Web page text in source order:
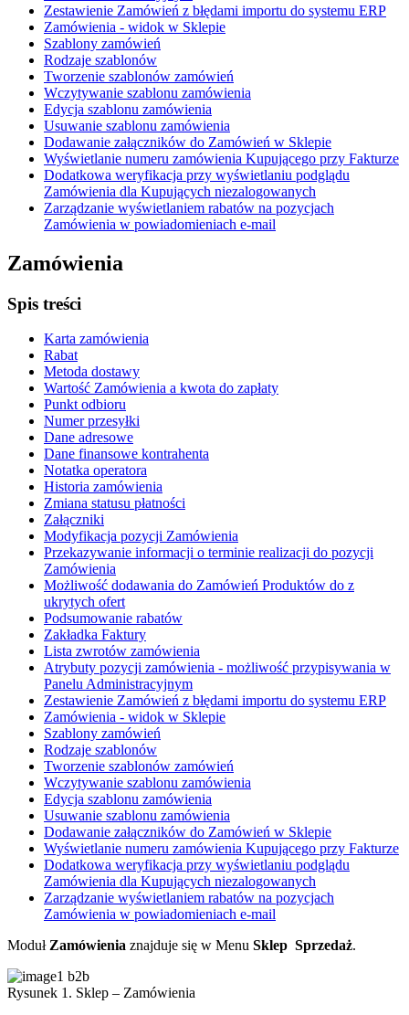
Zestawienie Zamówień z błędami importu do systemu ERP
Zamówienia - widok w Sklepie
Szablony zamówień
Rodzaje szablonów
Tworzenie szablonów zamówień
Wczytywanie szablonu zamówienia
Edycja szablonu zamówienia
Usuwanie szablonu zamówienia
Dodawanie załączników do Zamówień w Sklepie
Wyświetlanie numeru zamówienia Kupującego przy Fakturze
Dodatkowa weryfikacja przy wyświetlaniu podglądu
Zamówienia dla Kupujących niezalogowanych
Zarządzanie wyświetlaniem rabatów na pozycjach
Zamówienia w powiadomieniach e-mail
Zamówienia
Spis treści
Karta zamówienia
Rabat
Metoda dostawy
Wartość Zamówienia a kwota do zapłaty
Punkt odbioru
Numer przesyłki
Dane adresowe
Dane finansowe kontrahenta
Notatka operatora
Historia zamówienia
Zmiana statusu płatności
Załączniki
Modyfikacja pozycji Zamówienia
Przekazywanie informacji o terminie realizacji do pozycji
Zamówienia
Możliwość dodawania do Zamówień Produktów do z
ukrytych ofert
Podsumowanie rabatów
Zakładka Faktury
Lista zwrotów zamówienia
Atrybuty pozycji zamówienia - możliwość przypisywania w
Panelu Administracyjnym
Zestawienie Zamówień z błędami importu do systemu ERP
Zamówienia - widok w Sklepie
Szablony zamówień
Rodzaje szablonów
Tworzenie szablonów zamówień
Wczytywanie szablonu zamówienia
Edycja szablonu zamówienia
Usuwanie szablonu zamówienia
Dodawanie załączników do Zamówień w Sklepie
Wyświetlanie numeru zamówienia Kupującego przy Fakturze
Dodatkowa weryfikacja przy wyświetlaniu podglądu
Zamówienia dla Kupujących niezalogowanych
Zarządzanie wyświetlaniem rabatów na pozycjach
Zamówienia w powiadomieniach e-mail
ModułZamówienia znajduje się w Menu Sklep Sprzedaż.
Rysunek 1. Sklep – Zamówienia